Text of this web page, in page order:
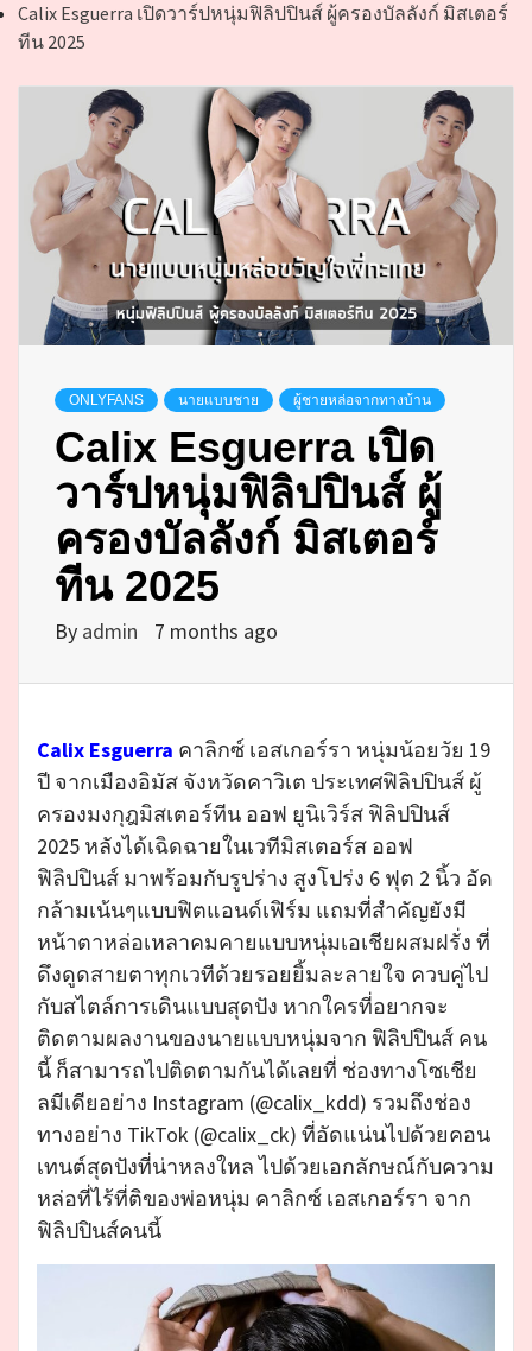
Calix Esguerra เปิดวาร์ปหนุ่มฟิลิปปินส์ ผู้ครองบัลลังก์ มิสเตอร์
ทีน 2025
ONLYFANS นายแบบชาย ผู้ชายหล่อจากทางบ้าน
Calix Esguerra เปิด
วาร์ปหนุ่มฟิลิปปินส์ ผู้
ครองบัลลังก์ มิสเตอร์
ทีน 2025
By admin 7 months ago
Calix Esguerra คาลิกซ์ เอสเกอร์รา หนุ่มน้อยวัย 19
ปี จากเมืองอิมัส จังหวัดคาวิเต ประเทศฟิลิปปินส์ ผู้
ครองมงกุฎมิสเตอร์ทีน ออฟ ยูนิเวิร์ส ฟิลิปปินส์
2025 หลังได้เฉิดฉายในเวทีมิสเตอร์ส ออฟ
ฟิลิปปินส์ มาพร้อมกับรูปร่าง สูงโปร่ง 6 ฟุต 2 นิ้ว อัด
กล้ามเน้นๆแบบฟิตแอนด์เฟิร์ม แถมที่สำคัญยังมี
หน้าตาหล่อเหลาคมคายแบบหนุ่มเอเชียผสมฝรั่ง ที่
ดึงดูดสายตาทุกเวทีด้วยรอยยิ้มละลายใจ ควบคู่ไป
กับสไตล์การเดินแบบสุดปัง หากใครที่อยากจะ
ติดตามผลงานของนายแบบหนุ่มจาก ฟิลิปปินส์ คน
นี้ ก็สามารถไปติดตามกันได้เลยที่ ช่องทางโซเชีย
ลมีเดียอย่าง Instagram (@calix_kdd) รวมถึงช่อง
ทางอย่าง TikTok (@calix_ck) ที่อัดแน่นไปด้วยคอน
เทนต์สุดปังที่น่าหลงใหล ไปด้วยเอกลักษณ์กับความ
หล่อที่ไร้ที่ติของพ่อหนุ่ม คาลิกซ์ เอสเกอร์รา จาก
ฟิลิปปินส์คนนี้